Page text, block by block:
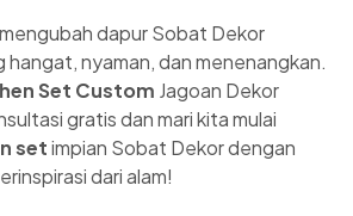
dapur Sobat Dekor
hangat, nyaman, dan menenangkan.
Set Custom Jagoan Dekor
gratis dan mari kita mulai
setimpian Sobat Dekor dengan
dari alam!